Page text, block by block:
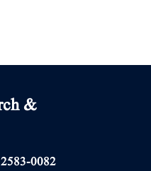
&
0082